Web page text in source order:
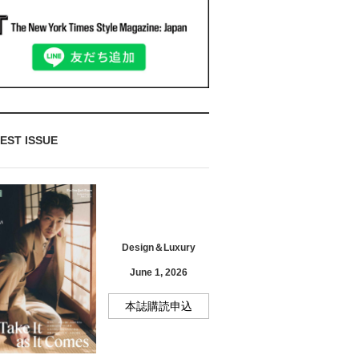
ISSUE
Design＆Luxury
June 1, 2026
本誌購読申込